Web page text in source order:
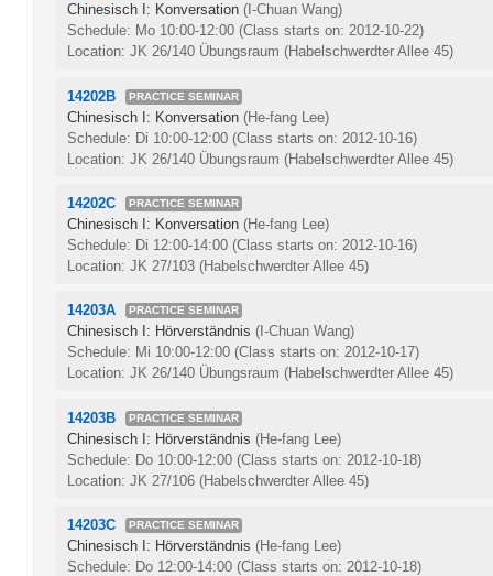
Chinesisch I: Konversation (I-Chuan Wang)
Schedule: Mo 10:00-12:00 (Class starts on: 2012-10-22)
Location: JK 26/140 Übungsraum (Habelschwerdter Allee 45)
14202B PRACTICE SEMINAR
Chinesisch I: Konversation (He-fang Lee)
Schedule: Di 10:00-12:00 (Class starts on: 2012-10-16)
Location: JK 26/140 Übungsraum (Habelschwerdter Allee 45)
14202C PRACTICE SEMINAR
Chinesisch I: Konversation (He-fang Lee)
Schedule: Di 12:00-14:00 (Class starts on: 2012-10-16)
Location: JK 27/103 (Habelschwerdter Allee 45)
14203A PRACTICE SEMINAR
Chinesisch I: Hörverständnis (I-Chuan Wang)
Schedule: Mi 10:00-12:00 (Class starts on: 2012-10-17)
Location: JK 26/140 Übungsraum (Habelschwerdter Allee 45)
14203B PRACTICE SEMINAR
Chinesisch I: Hörverständnis (He-fang Lee)
Schedule: Do 10:00-12:00 (Class starts on: 2012-10-18)
Location: JK 27/106 (Habelschwerdter Allee 45)
14203C PRACTICE SEMINAR
Chinesisch I: Hörverständnis (He-fang Lee)
Schedule: Do 12:00-14:00 (Class starts on: 2012-10-18)